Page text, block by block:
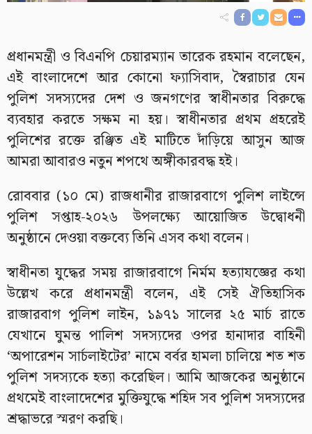
প্রধানমন্ত্রী ও বিএনপি চেয়ারম্যান তারেক রহমান বলেছেন,
এই বাংলাদেশে আর কোনো ফ্যাসিবাদ, স্বৈরাচার যেন
পুলিশ সদস্যদের দেশ ও জনগণের স্বাধীনতার বিরুদ্ধে
ব্যবহার করতে সক্ষম না হয়। স্বাধীনতার প্রথম প্রহরেই
পুলিশের রক্তে রঞ্জিত এই মাটিতে দাঁড়িয়ে আসুন আজ
আমরা আবারও নতুন শপথে অঙ্গীকারবদ্ধ হই।
রোববার (১০ মে) রাজধানীর রাজারবাগে পুলিশ লাইন্সে
পুলিশ সপ্তাহ-২০২৬ উপলক্ষ্যে আয়োজিত উদ্বোধনী
অনুষ্ঠানে দেওয়া বক্তব্যে তিনি এসব কথা বলেন।
স্বাধীনতা যুদ্ধের সময় রাজারবাগে নির্মম হত্যাযজ্ঞের কথা
উল্লেখ করে প্রধানমন্ত্রী বলেন, এই সেই ঐতিহাসিক
রাজারবাগ পুলিশ লাইন, ১৯৭১ সালের ২৫ মার্চ রাতে
যেখানে ঘুমন্ত পালিশ সদস্যদের ওপর হানাদার বাহিনী
‘অপারেশন সার্চলাইটের’ নামে বর্বর হামলা চালিয়ে শত শত
পুলিশ সদস্যকে হত্যা করেছিল। আমি আজকের অনুষ্ঠানে
প্রথমেই বাংলাদেশের মুক্তিযুদ্ধে শহিদ সব পুলিশ সদস্যদের
শ্রদ্ধাভরে স্মরণ করছি।